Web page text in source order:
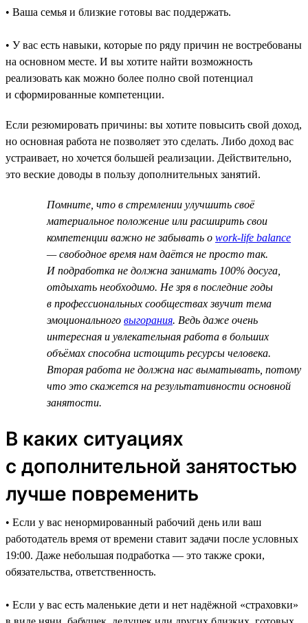
• Ваша семья и близкие готовы вас поддержать.
• У вас есть навыки, которые по ряду причин не востребованы
на основном месте. И вы хотите найти возможность
реализовать как можно более полно свой потенциал
и сформированные компетенции.
Если резюмировать причины: вы хотите повысить свой доход,
но основная работа не позволяет это сделать. Либо доход вас
устраивает, но хочется большей реализации. Действительно,
это веские доводы в пользу дополнительных занятий.
Помните, что в стремлении улучшить своё
материальное положение или расширить свои
компетенции важно не забывать о work-life balance
— свободное время нам даётся не просто так.
И подработка не должна занимать 100% досуга,
отдыхать необходимо. Не зря в последние годы
в профессиональных сообществах звучит тема
эмоционального выгорания. Ведь даже очень
интересная и увлекательная работа в больших
объёмах способна истощить ресурсы человека.
Вторая работа не должна нас выматывать, потому
что это скажется на результативности основной
занятости.
В каких ситуациях
с дополнительной занятостью
лучше повременить
• Если у вас ненормированный рабочий день или ваш
работодатель время от времени ставит задачи после условных
19:00. Даже небольшая подработка — это также сроки,
обязательства, ответственность.
• Если у вас есть маленькие дети и нет надёжной «страховки»